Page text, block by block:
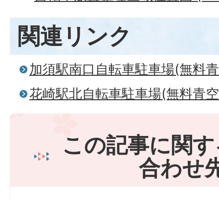
関連リンク
加須駅南口自転車駐車場(無料
花崎駅北自転車駐車場(無料青
この記事に関
合わせ